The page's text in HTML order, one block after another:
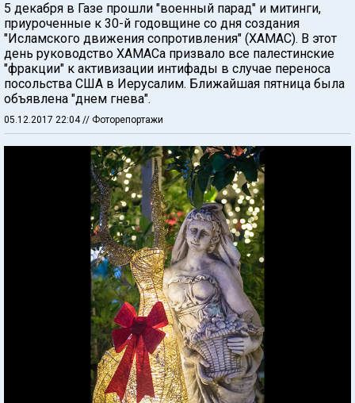
5 декабря в Газе прошли "военный парад" и митинги,
приуроченные к 30-й годовщине со дня создания
"Исламского движения сопротивления" (ХАМАС). В этот
день руководство ХАМАСа призвало все палестинские
"фракции" к активизации интифады в случае переноса
посольства США в Иерусалим. Ближайшая пятница была
объявлена "днем гнева".
05.12.2017 22:04// Фоторепортажи